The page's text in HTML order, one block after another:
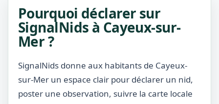
Pourquoi déclarer sur
SignalNids à Cayeux-sur-
Mer ?
SignalNids donne aux habitants de Cayeux-
sur-Mer un espace clair pour déclarer un nid,
poster une observation, suivre la carte locale